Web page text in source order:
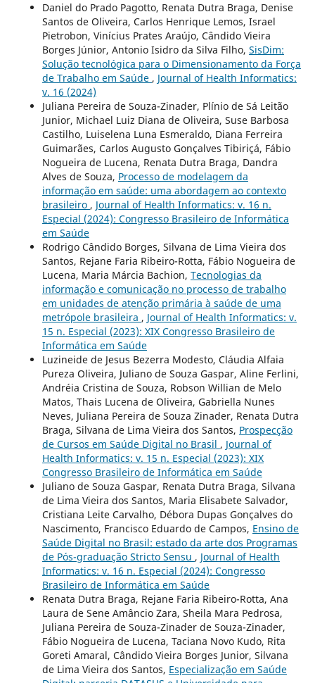
Daniel do Prado Pagotto, Renata Dutra Braga, Denise
Santos de Oliveira, Carlos Henrique Lemos, Israel
Pietrobon, Vinícius Prates Araújo, Cândido Vieira
Borges Júnior, Antonio Isidro da Silva Filho, SisDim:
Solução tecnológica para o Dimensionamento da Força
de Trabalho em Saúde , Journal of Health Informatics:
v. 16 (2024)
Juliana Pereira de Souza-Zinader, Plínio de Sá Leitão
Junior, Michael Luiz Diana de Oliveira, Suse Barbosa
Castilho, Luiselena Luna Esmeraldo, Diana Ferreira
Guimarães, Carlos Augusto Gonçalves Tibiriçá, Fábio
Nogueira de Lucena, Renata Dutra Braga, Dandra
Alves de Souza, Processo de modelagem da
informação em saúde: uma abordagem ao contexto
brasileiro , Journal of Health Informatics: v. 16 n.
Especial (2024): Congresso Brasileiro de Informática
em Saúde
Rodrigo Cândido Borges, Silvana de Lima Vieira dos
Santos, Rejane Faria Ribeiro-Rotta, Fábio Nogueira de
Lucena, Maria Márcia Bachion, Tecnologias da
informação e comunicação no processo de trabalho
em unidades de atenção primária à saúde de uma
metrópole brasileira , Journal of Health Informatics: v.
15 n. Especial (2023): XIX Congresso Brasileiro de
Informática em Saúde
Luzineide de Jesus Bezerra Modesto, Cláudia Alfaia
Pureza Oliveira, Juliano de Souza Gaspar, Aline Ferlini,
Andréia Cristina de Souza, Robson Willian de Melo
Matos, Thais Lucena de Oliveira, Gabriella Nunes
Neves, Juliana Pereira de Souza Zinader, Renata Dutra
Braga, Silvana de Lima Vieira dos Santos, Prospecção
de Cursos em Saúde Digital no Brasil , Journal of
Health Informatics: v. 15 n. Especial (2023): XIX
Congresso Brasileiro de Informática em Saúde
Juliano de Souza Gaspar, Renata Dutra Braga, Silvana
de Lima Vieira dos Santos, Maria Elisabete Salvador,
Cristiana Leite Carvalho, Débora Dupas Gonçalves do
Nascimento, Francisco Eduardo de Campos, Ensino de
Saúde Digital no Brasil: estado da arte dos Programas
de Pós-graduação Stricto Sensu , Journal of Health
Informatics: v. 16 n. Especial (2024): Congresso
Brasileiro de Informática em Saúde
Renata Dutra Braga, Rejane Faria Ribeiro-Rotta, Ana
Laura de Sene Amâncio Zara, Sheila Mara Pedrosa,
Juliana Pereira de Souza-Zinader de Souza-Zinader,
Fábio Nogueira de Lucena, Taciana Novo Kudo, Rita
Goreti Amaral, Cândido Vieira Borges Junior, Silvana
de Lima Vieira dos Santos, Especialização em Saúde